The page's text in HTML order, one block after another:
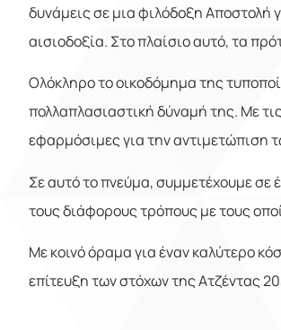
δυνάμεις σε μια φιλόδοξη Αποστολή
αισιοδοξία. Στο πλαίσιο αυτό, τα
Ολόκληρο το οικοδόμημα της
πολλαπλασιαστική δύναμή της. Με
εφαρμόσιμες για την αντιμετώπιση
Σε αυτό το πνεύμα, συμμετέχουμε σε
τους διάφορους τρόπους με τους
Με κοινό όραμα για έναν καλύτερο
επίτευξη των στόχων της Ατζέντας